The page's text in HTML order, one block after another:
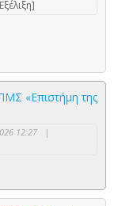
«Επιστήμη της
12:27
|